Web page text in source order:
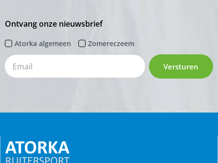
Ontvang onze nieuwsbrief
Atorka algemeen Zomereczeem
Versturen